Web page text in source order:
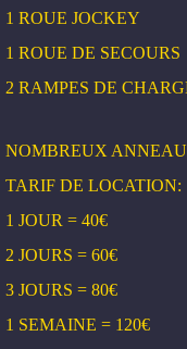
1 ROUE JOCKEY
1 ROUE DE SECOURS
2 RAMPES DE
NOMBREUX
TARIF DE LOCATION:
1 JOUR = 40€
2 JOURS = 60€
3 JOURS = 80€
1 SEMAINE = 120€